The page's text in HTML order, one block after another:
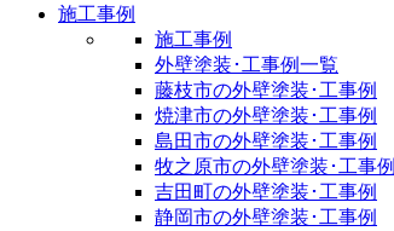
施工事例
施工事例
外壁塗装･工事例一覧
藤枝市の外壁塗装･工事例
焼津市の外壁塗装･工事例
島田市の外壁塗装･工事例
牧之原市の外壁塗装･工事例
吉田町の外壁塗装･工事例
静岡市の外壁塗装･工事例